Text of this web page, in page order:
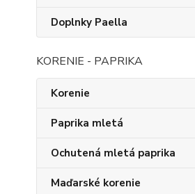
Doplnky Paella
KORENIE - PAPRIKA
Korenie
Paprika mletá
Ochutená mletá paprika
Maďarské korenie